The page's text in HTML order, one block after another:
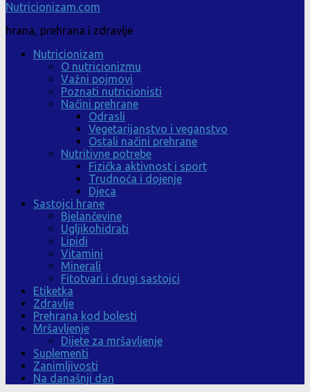
Nutricionizam.com
hrana, prehrana i zdravlje
Nutricionizam
O nutricionizmu
Važni pojmovi
Poznati nutricionisti
Načini prehrane
Odrasli
Vegetarijanstvo i veganstvo
Ostali načini prehrane
Nutritivne potrebe
Fizička aktivnost i sport
Trudnoća i dojenje
Djeca
Sastojci hrane
Bjelančevine
Ugljikohidrati
Lipidi
Vitamini
Minerali
Fitotvari i drugi sastojci
Etiketka
Zdravlje
Prehrana kod bolesti
Mršavljenje
Dijete za mršavljenje
Suplementi
Zanimljivosti
Na današnji dan